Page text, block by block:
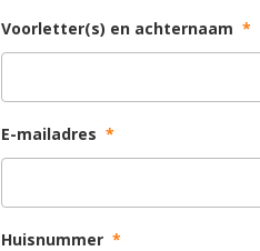
Voorletter(s) en achternaam *
E-mailadres *
Huisnummer *